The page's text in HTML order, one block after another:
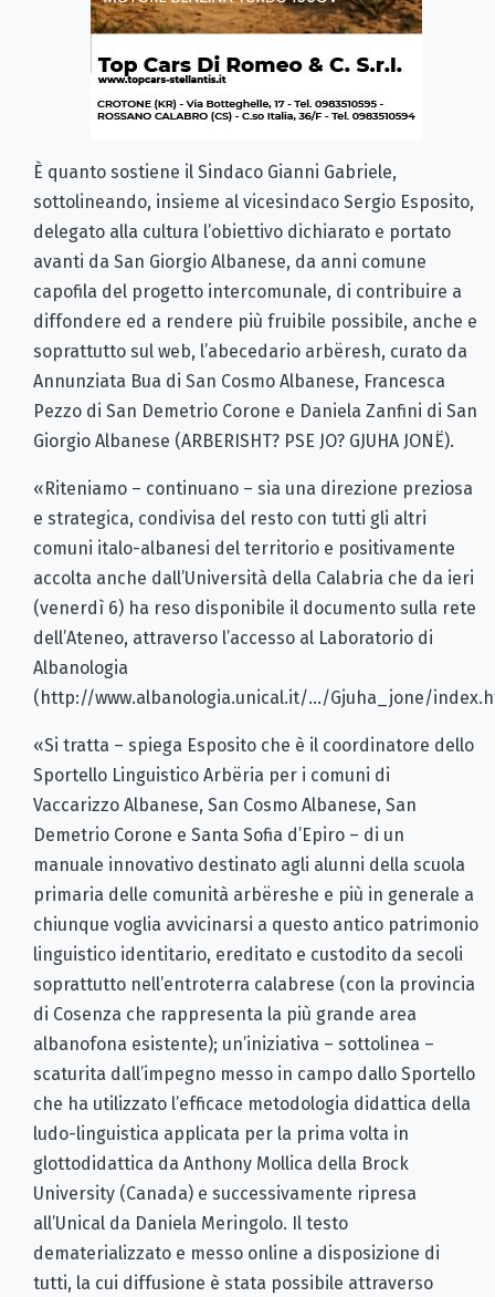
È quanto sostiene il Sindaco Gianni Gabriele,
sottolineando, insieme al vicesindaco Sergio Esposito,
delegato alla cultura l’obiettivo dichiarato e portato
avanti da San Giorgio Albanese, da anni comune
capofila del progetto intercomunale, di contribuire a
diffondere ed a rendere più fruibile possibile, anche e
soprattutto sul web, l’abecedario arbëresh, curato da
Annunziata Bua di San Cosmo Albanese, Francesca
Pezzo di San Demetrio Corone e Daniela Zanfini di San
Giorgio Albanese (ARBERISHT? PSE JO? GJUHA JONË).
«Riteniamo – continuano – sia una direzione preziosa
e strategica, condivisa del resto con tutti gli altri
comuni italo-albanesi del territorio e positivamente
accolta anche dall’Università della Calabria che da ieri
(venerdì 6) ha reso disponibile il documento sulla rete
dell’Ateneo, attraverso l’accesso al Laboratorio di
Albanologia
(http://www.albanologia.unical.it/.../Gjuha_jone/
«Si tratta – spiega Esposito che è il coordinatore dello
Sportello Linguistico Arbëria per i comuni di
Vaccarizzo Albanese, San Cosmo Albanese, San
Demetrio Corone e Santa Sofia d’Epiro – di un
manuale innovativo destinato agli alunni della scuola
primaria delle comunità arbëreshe e più in generale a
chiunque voglia avvicinarsi a questo antico patrimonio
linguistico identitario, ereditato e custodito da secoli
soprattutto nell’entroterra calabrese (con la provincia
di Cosenza che rappresenta la più grande area
albanofona esistente); un’iniziativa – sottolinea –
scaturita dall’impegno messo in campo dallo Sportello
che ha utilizzato l’efficace metodologia didattica della
ludo-linguistica applicata per la prima volta in
glottodidattica da Anthony Mollica della Brock
University (Canada) e successivamente ripresa
all’Unical da Daniela Meringolo. Il testo
dematerializzato e messo online a disposizione di
tutti, la cui diffusione è stata possibile attraverso